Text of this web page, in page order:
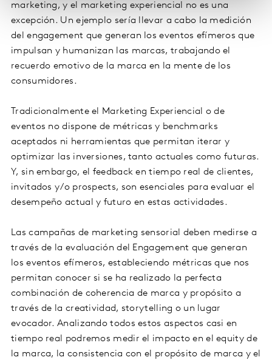
marketing, y el marketing experiencial no es una
excepción. Un ejemplo sería llevar a cabo la medición
del engagement que generan los eventos efímeros que
impulsan y humanizan las marcas, trabajando el
recuerdo emotivo de la marca en la mente de los
consumidores.
Tradicionalmente el Marketing Experiencial o de
eventos no dispone de métricas y benchmarks
aceptados ni herramientas que permitan iterar y
optimizar las inversiones, tanto actuales como futuras.
Y, sin embargo, el feedback en tiempo real de clientes,
invitados y/o prospects, son esenciales para evaluar el
desempeño actual y futuro en estas actividades.
Las campañas de marketing sensorial deben medirse a
través de la evaluación del Engagement que generan
los eventos efímeros, estableciendo métricas que nos
permitan conocer si se ha realizado la perfecta
combinación de coherencia de marca y propósito a
través de la creatividad, storytelling o un lugar
evocador. Analizando todos estos aspectos casi en
tiempo real podremos medir el impacto en el equity de
la marca, la consistencia con el propósito de marca y el